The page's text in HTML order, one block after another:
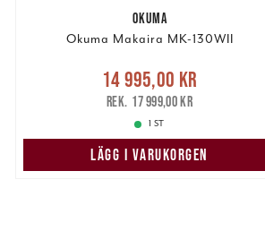
OKUMA
Okuma Makaira MK-130WII
Nuvarande pris
14 995,00 krTidigare pris
17 999,00 kr
14 995,00 kr
17 999,00 kr
1 ST
LÄGG I VARUKORGEN